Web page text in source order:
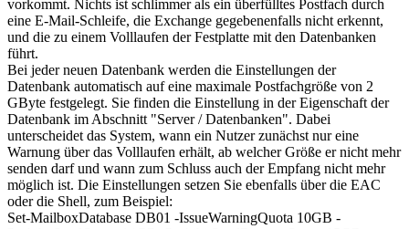
vorkommt. Nichts ist schlimmer als ein überfülltes Postfach durch
eine E-Mail-Schleife, die Exchange gegebenenfalls nicht erkennt,
und die zu einem Volllaufen der Festplatte mit den Datenbanken
führt.
Bei jeder neuen Datenbank werden die Einstellungen der
Datenbank automatisch auf eine maximale Postfachgröße von 2
GByte festgelegt. Sie finden die Einstellung in der Eigenschaft der
Datenbank im Abschnitt "Server / Datenbanken". Dabei
unterscheidet das System, wann ein Nutzer zunächst nur eine
Warnung über das Volllaufen erhält, ab welcher Größe er nicht mehr
senden darf und wann zum Schluss auch der Empfang nicht mehr
möglich ist. Die Einstellungen setzen Sie ebenfalls über die EAC
oder die Shell, zum Beispiel:
Set-MailboxDatabase DB01 -IssueWarningQuota 10GB -